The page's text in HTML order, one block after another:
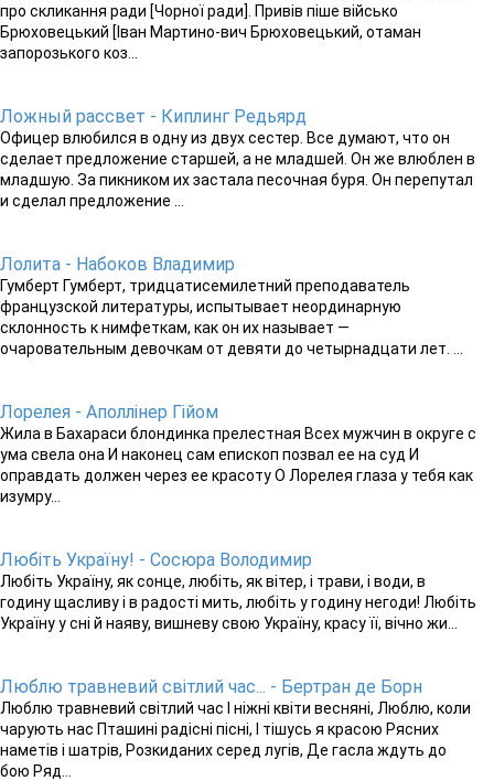
про скликання ради [Чорної ради]. Привів піше військо
Брюховецький [Іван Мартино-вич Брюховецький, отаман
запорозького коз...
Ложный рассвет - Киплинг Редьярд
Офицер влюбился в одну из двух сестер. Все думают, что он
сделает предложение старшей, а не младшей. Он же влюблен в
младшую. За пикником их застала песочная буря. Он перепутал
и сделал предложение ...
Лолита - Набоков Владимир
Гумберт Гумберт, тридцатисемилетний преподаватель
французской литературы, испытывает неординарную
склонность к нимфеткам, как он их называет —
очаровательным девочкам от девяти до четырнадцати лет. ...
Лорелея - Аполлінер Гійом
Жила в Бахараси блондинка прелестная Всех мужчин в округе с
ума свела она И наконец сам епископ позвал ее на суд И
оправдать должен через ее красоту О Лорелея глаза у тебя как
изумру...
Любіть Україну! - Сосюра Володимир
Любіть Україну, як сонце, любіть, як вітер, і трави, і води, в
годину щасливу і в радості мить, любіть у годину негоди! Любіть
Україну у сні й наяву, вишневу свою Україну, красу її, вічно жи...
Люблю травневий світлий час... - Бертран де Борн
Люблю травневий світлий час І ніжні квіти весняні, Люблю, коли
чарують нас Пташині радісні пісні, І тішусь я красою Рясних
наметів і шатрів, Розкиданих серед лугів, Де гасла ждуть до
бою Ряд...